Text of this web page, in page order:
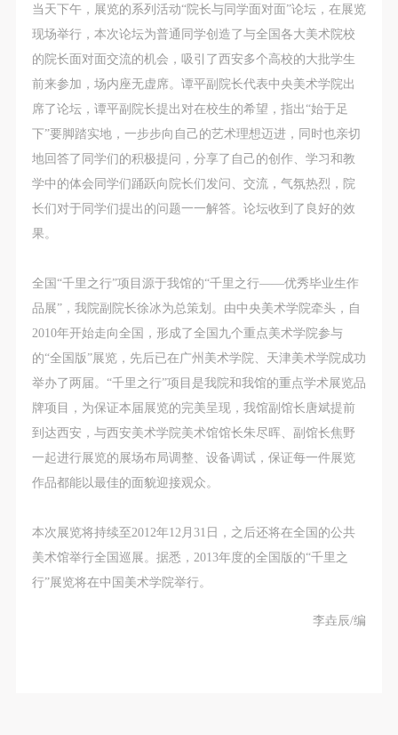
当天下午，展览的系列活动“院长与同学面对面”论坛，在展览
现场举行，本次论坛为普通同学创造了与全国各大美术院校
的院长面对面交流的机会，吸引了西安多个高校的大批学生
前来参加，场内座无虚席。谭平副院长代表中央美术学院出
席了论坛，谭平副院长提出对在校生的希望，指出“始于足
下”要脚踏实地，一步步向自己的艺术理想迈进，同时也亲切
地回答了同学们的积极提问，分享了自己的创作、学习和教
学中的体会同学们踊跃向院长们发问、交流，气氛热烈，院
长们对于同学们提出的问题一一解答。论坛收到了良好的效
果。
全国“千里之行”项目源于我馆的“千里之行——优秀毕业生作
品展”，我院副院长徐冰为总策划。由中央美术学院牵头，自
2010年开始走向全国，形成了全国九个重点美术学院参与
的“全国版”展览，先后已在广州美术学院、天津美术学院成功
举办了两届。“千里之行”项目是我院和我馆的重点学术展览品
牌项目，为保证本届展览的完美呈现，我馆副馆长唐斌提前
到达西安，与西安美术学院美术馆馆长朱尽晖、副馆长焦野
一起进行展览的展场布局调整、设备调试，保证每一件展览
作品都能以最佳的面貌迎接观众。
本次展览将持续至2012年12月31日，之后还将在全国的公共
美术馆举行全国巡展。据悉，2013年度的全国版的“千里之
行”展览将在中国美术学院举行。
李垚辰/编
套设备、设施造成个人受伤、伤害他人及造成相应工
具、材料、设备或设施的故障或损坏。参与活动者应
当承当相应的全部责任，并主动赔偿相应的经济损
失。活动中任何非事故当事人及美术馆将不承担人身
事故的任何责任。
中央美术学院美术馆肖像权许可使用协议
根据《中华人民共和国广告法》、《中华人民共和国
民法通则》以及 最高人民法院关于贯彻执行 《中华
人民共和国民法通则》若干问题的意见（试行）>的
有关规定，为明确肖像许可方（甲方）和使用方（乙
带有甲方肖像的作品的使用达成如下一致协议：
一、 一般约定
（1）、甲方为本协议中的肖像权人，自愿将自己的
肖像权许可乙方作符合本协议约定和法律规定的用
途。
（2）、乙方中央美术学院美术馆是一所具有标志
性、专业性、国际化的现代公共美术馆。中央美术学
院美术馆与时代同行，努力塑造一个开放、自由、学
术的空间氛围，竭诚与各单位、企业、机构、艺术家
极策划国际、国内多视角、多领域的展览、论坛及公
共教育活动，为美院师生、中外艺术家以及社会公众
提供一个交流、学习、展示的平台。作为一家公益性
单位，其开展的公共教育活动以学术性和公益性为
套设备、设施造成个人受伤、伤害他人及造成相应工
具、材料、设备或设施的故障或损坏。参与活动者应
当承当相应的全部责任，并主动赔偿相应的经济损
失。活动中任何非事故当事人及美术馆将不承担人身
事故的任何责任。
中央美术学院美术馆肖像权许可使用协议
根据《中华人民共和国广告法》、《中华人民共和国
民法通则》以及 最高人民法院关于贯彻执行 《中华
人民共和国民法通则》若干问题的意见（试行）>的
有关规定，为明确肖像许可方（甲方）和使用方（乙
带有甲方肖像的作品的使用达成如下一致协议：
一、 一般约定
（1）、甲方为本协议中的肖像权人，自愿将自己的
肖像权许可乙方作符合本协议约定和法律规定的用
途。
（2）、乙方中央美术学院美术馆是一所具有标志
性、专业性、国际化的现代公共美术馆。中央美术学
院美术馆与时代同行，努力塑造一个开放、自由、学
术的空间氛围，竭诚与各单位、企业、机构、艺术家
极策划国际、国内多视角、多领域的展览、论坛及公
共教育活动，为美院师生、中外艺术家以及社会公众
提供一个交流、学习、展示的平台。作为一家公益性
单位，其开展的公共教育活动以学术性和公益性为
套设备、设施造成个人受伤、伤害他人及造成相应工
具、材料、设备或设施的故障或损坏。参与活动者应
当承当相应的全部责任，并主动赔偿相应的经济损
失。活动中任何非事故当事人及美术馆将不承担人身
事故的任何责任。
中央美术学院美术馆肖像权许可使用协议
根据《中华人民共和国广告法》、《中华人民共和国
民法通则》以及 最高人民法院关于贯彻执行 《中华
人民共和国民法通则》若干问题的意见（试行）>的
有关规定，为明确肖像许可方（甲方）和使用方（乙
带有甲方肖像的作品的使用达成如下一致协议：
一、 一般约定
（1）、甲方为本协议中的肖像权人，自愿将自己的
肖像权许可乙方作符合本协议约定和法律规定的用
途。
（2）、乙方中央美术学院美术馆是一所具有标志
性、专业性、国际化的现代公共美术馆。中央美术学
院美术馆与时代同行，努力塑造一个开放、自由、学
术的空间氛围，竭诚与各单位、企业、机构、艺术家
极策划国际、国内多视角、多领域的展览、论坛及公
共教育活动，为美院师生、中外艺术家以及社会公众
提供一个交流、学习、展示的平台。作为一家公益性
单位，其开展的公共教育活动以学术性和公益性为